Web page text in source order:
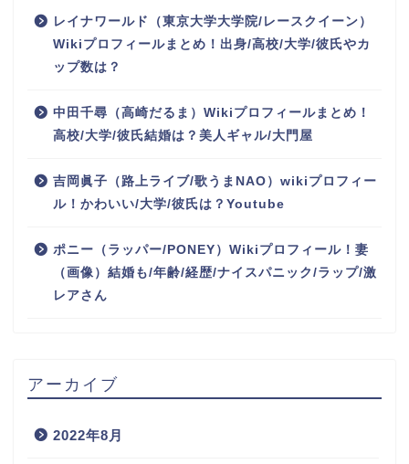
レイナワールド（東京大学大学院/レースクイーン）
Wikiプロフィールまとめ！出身/高校/大学/彼氏やカ
ップ数は？
中田千尋（高崎だるま）Wikiプロフィールまとめ！
高校/大学/彼氏結婚は？美人ギャル/大門屋
吉岡眞子（路上ライブ/歌うまNAO）wikiプロフィー
ル！かわいい/大学/彼氏は？Youtube
ポニー（ラッパー/PONEY）Wikiプロフィール！妻
（画像）結婚も/年齢/経歴/ナイスパニック/ラップ/激
レアさん
アーカイブ
2022年8月